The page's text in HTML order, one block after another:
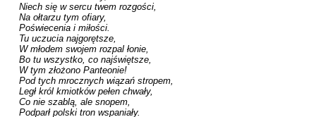
Niech się w sercu twem rozgości,
Na ołtarzu tym ofiary,
Poświecenia i miłości.
Tu uczucia najgorętsze,
W młodem swojem rozpal łonie,
Bo tu wszystko, co najświętsze,
W tym złożono Panteonie!
Pod tych mrocznych wiązań stropem,
Legł król kmiotków pełen chwały,
Co nie szablą, ale snopem,
Podparł polski tron wspaniały.